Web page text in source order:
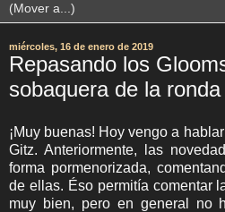
miércoles, 16 de enero de 2019
Repasando los
sobaquera de la
¡Muy buenas! Hoy vengo a
Gitz. Anteriormente, las
forma pormenorizada,
de ellas. Éso permitía comentar
muy bien, pero en general no